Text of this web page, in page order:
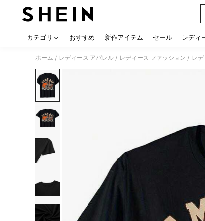
カテゴリ おすすめ 新作アイテム セール レディ
ホーム / レディース アパレル / レディース ファッション / レ